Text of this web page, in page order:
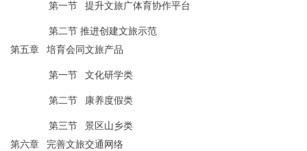
第一节 提升文旅广体育协作平台
第二节 推进创建文旅示范
第五章
培育会同文旅产品
第一节 文化研学类
第二节 康养度假类
第三节
景区山乡类
第六章
完善文旅交通网络